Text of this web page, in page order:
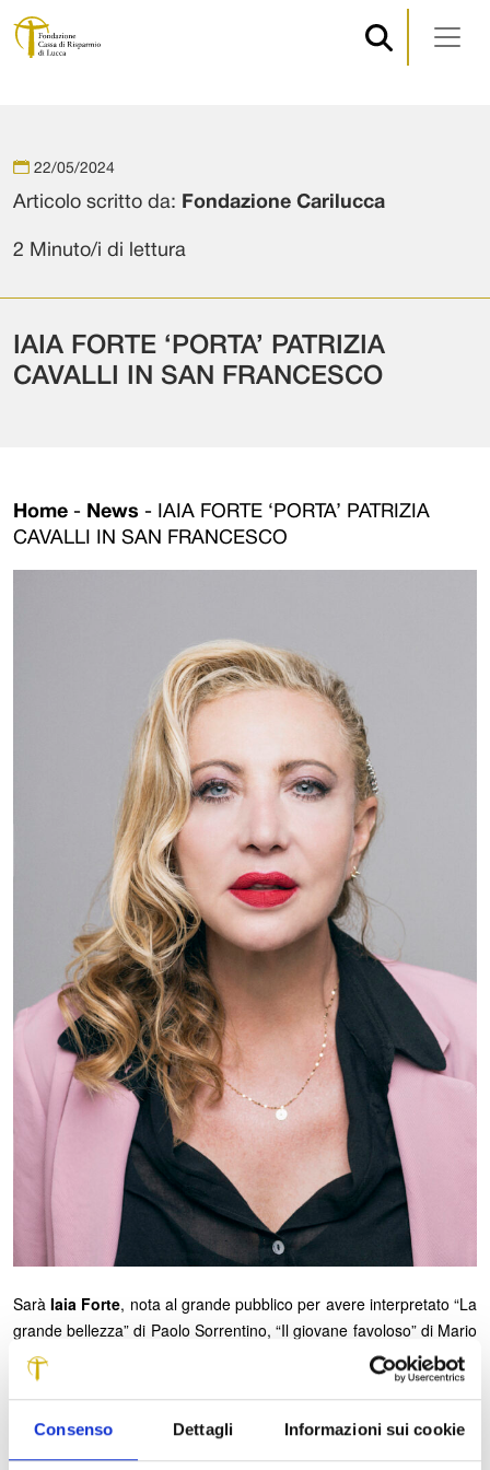
Consenso Dettagli Informazioni sui cookie
Navigazione principale
22/05/2024
Articolo scritto da: Fondazione Carilucca
2 Minuto/i di lettura
IAIA FORTE ‘PORTA’ PATRIZIA
CAVALLI IN SAN FRANCESCO
Home - News -
IAIA FORTE ‘PORTA’ PATRIZIA
CAVALLI IN SAN FRANCESCO
SaràIaia Forte, nota al grande pubblico per avere interpretato “La
grande bellezza” di Paolo Sorrentino, “Il giovane favoloso” di Mario
Martone e molti altri film d’autore, a chiudere la quarta edizione di
Canone in verso
, il ciclo di incontri tra musica e poesia ideato e
Venerdì 24 maggio
alle 21, nella monumentaleChiesa di San
Francesco, l’attrice con lo spettacoloVita Meravigliosarenderà